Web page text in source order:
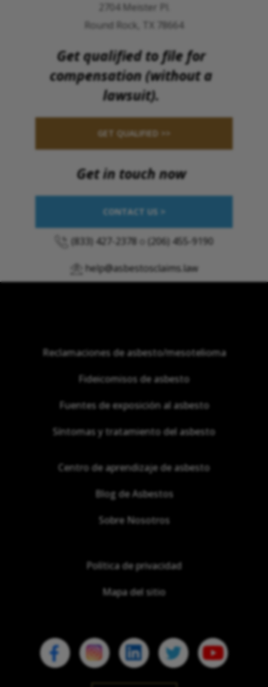
2704 Meister Pl.
Round Rock, TX 78664
Get qualified to file for
compensation (without a
lawsuit).
GET QUALIFIED >>
Get in touch now
CONTACT US >
(833) 427-2378 (206) 455-9190
help@asbestosclaims.law
Reclamaciones de asbesto/mesotelioma
Fideicomisos de asbesto
Fuentes de exposición al asbesto
Síntomas y tratamiento del asbesto
Centro de aprendizaje de asbesto
Blog de Asbestos
Sobre Nosotros
Política de privacidad
Mapa del sitio